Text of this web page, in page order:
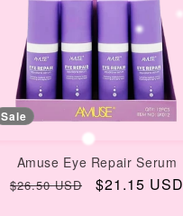
Sale
Amuse Eye Repair Serum
Regular
$26.50 USD
Sale
$21.15 USD